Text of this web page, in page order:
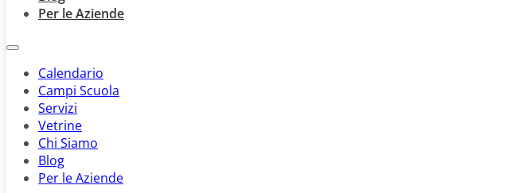
Per le Aziende
Calendario
Campi Scuola
Servizi
Vetrine
Chi Siamo
Blog
Per le Aziende